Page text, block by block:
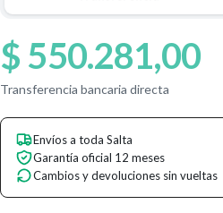
$ 550.281,00
Transferencia bancaria directa
Envíos a toda Salta
Garantía oficial 12 meses
Cambios y devoluciones sin vueltas